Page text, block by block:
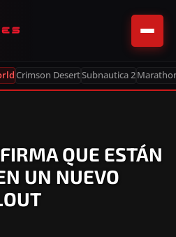
Crimson DesertSubnautica 2
QUE ESTÁN
UN NUEVO